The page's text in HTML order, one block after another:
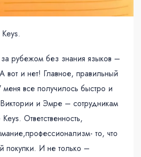
рубежом без знания языков –
вот и нет! Главное, правильный
меня все получилось быстро и
и Эмре – сотрудникам
Ответственность,
то, что
покупки. И не только –